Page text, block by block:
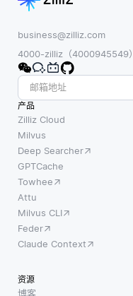
business@zilliz.com
4000-zilliz（4000945549）
产品
Zilliz Cloud
Milvus
Deep Searcher
GPTCache
Towhee
Attu
Milvus CLI
Feder
Claude Context
资源
博客